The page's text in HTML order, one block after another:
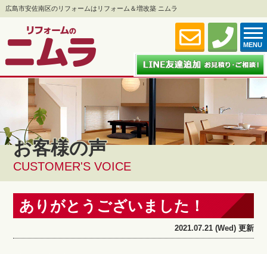
広島市安佐南区のリフォームはリフォーム＆増改築 ニムラ
MENU
お客様の声
CUSTOMER'S VOICE
ありがとうございました！
2021.07.21 (Wed) 更新